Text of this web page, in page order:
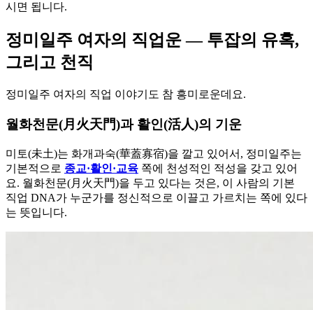
시면 됩니다.
정미일주 여자의 직업운 — 투잡의 유혹,
그리고 천직
정미일주 여자의 직업 이야기도 참 흥미로운데요.
월화천문(月火天門)과 활인(活人)의 기운
미토(未土)는 화개과숙(華蓋寡宿)을 깔고 있어서, 정미일주는
기본적으로 종교·활인·교육 쪽에 천성적인 적성을 갖고 있어
요. 월화천문(月火天門)을 두고 있다는 것은, 이 사람의 기본
직업 DNA가 누군가를 정신적으로 이끌고 가르치는 쪽에 있다
는 뜻입니다.